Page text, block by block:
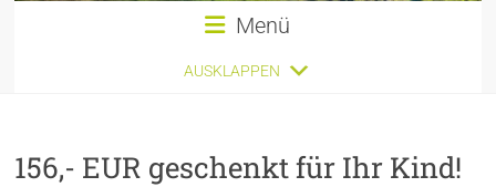
Menü
AUSKLAPPEN
156,- EUR geschenkt für Ihr Kind!